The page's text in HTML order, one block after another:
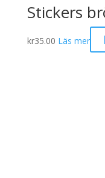
Stickers
kr35.00 Läs mer